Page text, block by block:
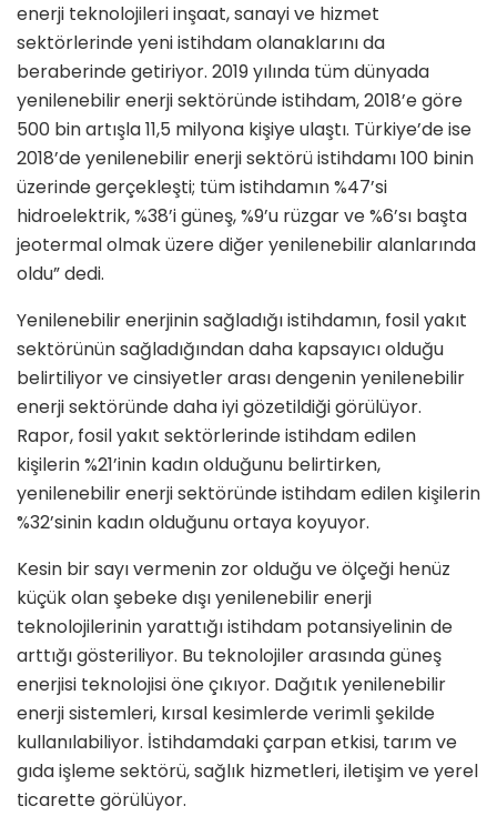
enerji teknolojileri inşaat, sanayi ve hizmet
sektörlerinde yeni istihdam olanaklarını da
beraberinde getiriyor. 2019 yılında tüm dünyada
yenilenebilir enerji sektöründe istihdam, 2018’e göre
500 bin artışla 11,5 milyona kişiye ulaştı. Türkiye’de ise
2018’de yenilenebilir enerji sektörü istihdamı 100 binin
üzerinde gerçekleşti; tüm istihdamın %47’si
hidroelektrik, %38’i güneş, %9’u rüzgar ve %6’sı başta
jeotermal olmak üzere diğer yenilenebilir alanlarında
oldu” dedi.
Yenilenebilir enerjinin sağladığı istihdamın, fosil yakıt
sektörünün sağladığından daha kapsayıcı olduğu
belirtiliyor ve cinsiyetler arası dengenin yenilenebilir
enerji sektöründe daha iyi gözetildiği görülüyor.
Rapor, fosil yakıt sektörlerinde istihdam edilen
kişilerin %21’inin kadın olduğunu belirtirken,
yenilenebilir enerji sektöründe istihdam edilen kişilerin
%32’sinin kadın olduğunu ortaya koyuyor.
Kesin bir sayı vermenin zor olduğu ve ölçeği henüz
küçük olan şebeke dışı yenilenebilir enerji
teknolojilerinin yarattığı istihdam potansiyelinin de
arttığı gösteriliyor. Bu teknolojiler arasında güneş
enerjisi teknolojisi öne çıkıyor. Dağıtık yenilenebilir
enerji sistemleri, kırsal kesimlerde verimli şekilde
kullanılabiliyor. İstihdamdaki çarpan etkisi, tarım ve
gıda işleme sektörü, sağlık hizmetleri, iletişim ve yerel
ticarette görülüyor.